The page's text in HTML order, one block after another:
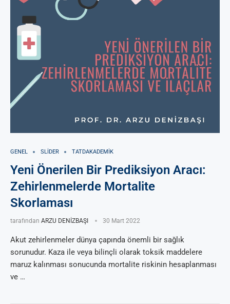
GENEL SLIDER TATDAKADEMIK
Yeni Önerilen Bir Prediksiyon Aracı:
Zehirlenmelerde Mortalite
Skorlaması
tarafından ARZU DENİZBAŞI 30 Mart 2022
Akut zehirlenmeler dünya çapında önemli bir sağlık
sorunudur. Kaza ile veya bilinçli olarak toksik maddelere
maruz kalınması sonucunda mortalite riskinin hesaplanması
ve …